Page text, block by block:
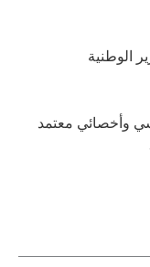
وأخصائي معتمد